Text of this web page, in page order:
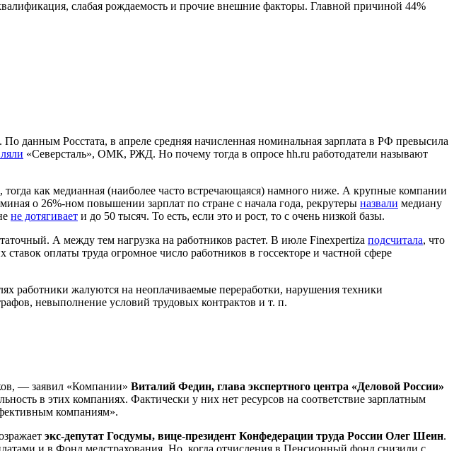
слабая рождаемость и прочие внешние факторы. Главной причиной 44%
данным Росстата, в апреле средняя начисленная номинальная зарплата в РФ превысила
«Северсталь», ОМК, РЖД. Но почему тогда в опросе hh.ru работодатели называют
как медианная (наиболее часто встречающаяся) намного ниже. А крупные компании
о 26%-ном повышении зарплат по стране с начала года, рекрутеры назвали медиану
не дотягивает и до 50 тысяч. То есть, если это и рост, то с очень низкой базы.
А между тем нагрузка на работников растет. В июле Finexpertiza подсчитала, что
ставок оплаты труда огромное число работников в госсекторе и частной сфере
работники жалуются на неоплачиваемые переработки, нарушения техники
невыполнение условий трудовых контрактов и т. п.
— заявил «Компании» Виталий Федин, глава экспертного центра «Деловой России»
в этих компаниях. Фактически у них нет ресурсов на соответствие зарплатным
компаниям».
экс-депутат Госдумы, вице-президент Конфедерации труда России Олег Шеин.
и в Фонд медстрахования. Но, когда отчисления в Пенсионный фонд снизили с